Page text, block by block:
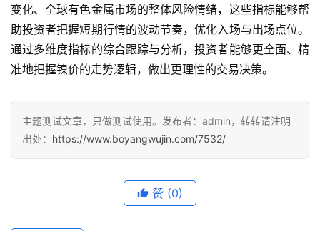
变化、全球有色金属市场的整体风险情绪，这些指标能够帮
助投资者把握短期行情的波动节奏，优化入场与出场点位。
通过多维度指标的综合跟踪与分析，投资者能够更全面、精
准地把握镍价的走势逻辑，做出更理性的交易决策。
主题测试文章，只做测试使用。发布者：admin，转转请注明
出处： https://www.boyangwujin.com/7532/
赞 (0)